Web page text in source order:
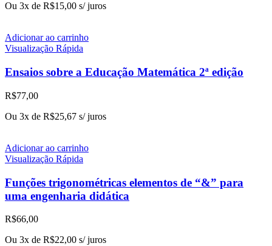
Ou 3x de R$15,00 s/ juros
Adicionar ao carrinho
Visualização Rápida
Ensaios sobre a Educação Matemática 2ª edição
R$77,00
Ou 3x de R$25,67 s/ juros
Adicionar ao carrinho
Visualização Rápida
Funções trigonométricas elementos de “&” para
uma engenharia didática
R$66,00
Ou 3x de R$22,00 s/ juros